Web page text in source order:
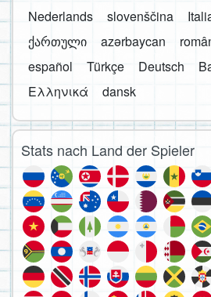
Nederlands
slovenščina
ქართული
azərbaycan
español
Türkçe Deutsch
Ελληνικά
dansk
Stats nach Land der Spieler